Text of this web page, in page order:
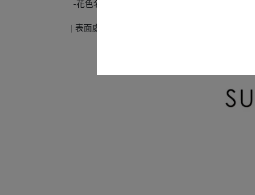
-花色名稱 :
| 表面處理 :